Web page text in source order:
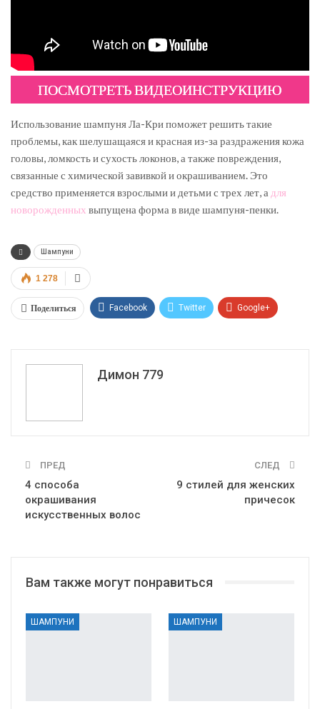
ПОСМОТРЕТЬ ВИДЕОИНСТРУКЦИЮ
Использование шампуня Ла-Кри поможет решить такие
проблемы, как шелушащаяся и красная из-за раздражения кожа
головы, ломкость и сухость локонов, а также повреждения,
связанные с химической завивкой и окрашиванием. Это
средство применяется взрослыми и детьми с трех лет, а для
новорожденных выпущена форма в виде шампуня-пенки.
Шампуни
1 278
Поделиться Facebook Twitter Google+
Димон 779
ПРЕД
4 способа
окрашивания
искусственных волос
СЛЕД
9 стилей для женских
причесок
Вам также могут понравиться
ШАМПУНИ ШАМПУНИ